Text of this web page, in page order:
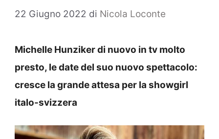
22 Giugno 2022 di Nicola Loconte
Michelle Hunziker di nuovo in tv molto
presto, le date del suo nuovo spettacolo:
cresce la grande attesa per la showgirl
italo-svizzera